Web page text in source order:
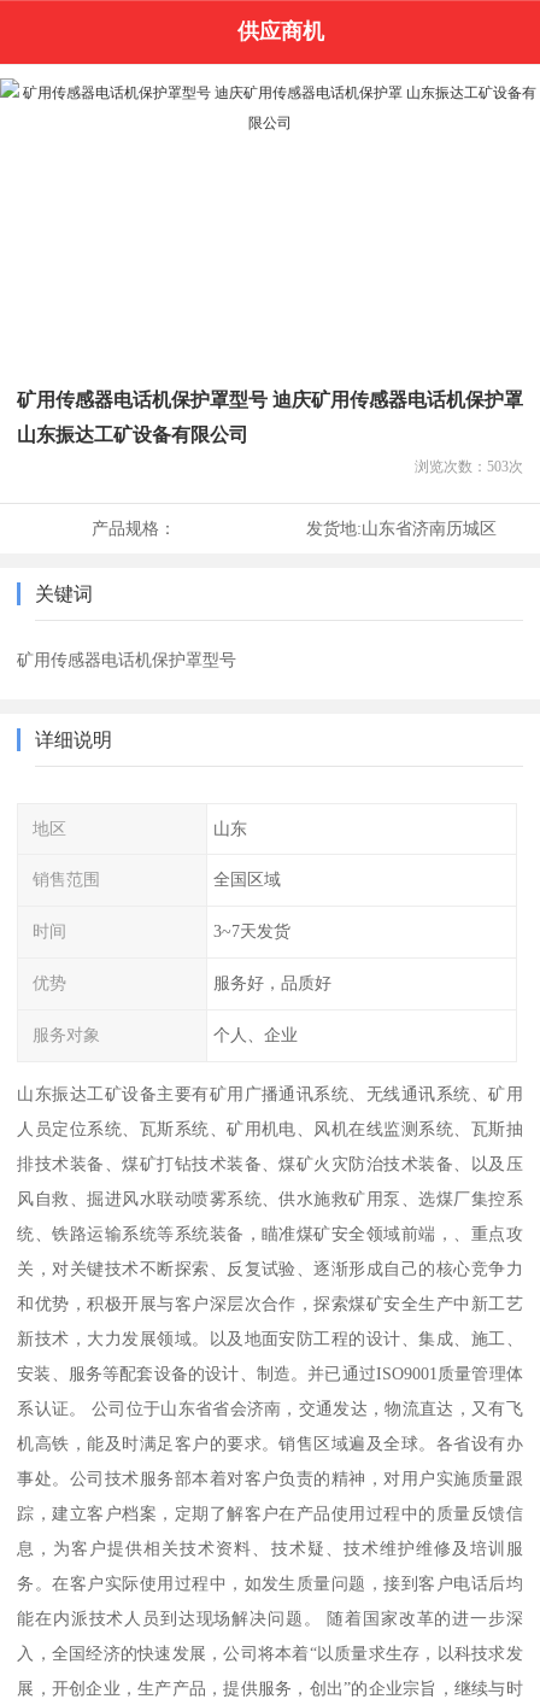
供应商机
矿用传感器电话机保护罩型号 迪庆矿用传感器电话机保护罩
山东振达工矿设备有限公司
浏览次数： 503次
产品规格： 发货地:山东省济南历城区
关键词
矿用传感器电话机保护罩型号
详细说明
地区 山东
销售范围 全国区域
时间 3~7天发货
优势 服务好，品质好
服务对象 个人、企业
山东振达工矿设备主要有矿用广播通讯系统、无线通讯系统、矿用
人员定位系统、瓦斯系统、矿用机电、风机在线监测系统、瓦斯抽
排技术装备、煤矿打钻技术装备、煤矿火灾防治技术装备、以及压
风自救、掘进风水联动喷雾系统、供水施救矿用泵、选煤厂集控系
统、铁路运输系统等系统装备，瞄准煤矿安全领域前端，、重点攻
关，对关键技术不断探索、反复试验、逐渐形成自己的核心竞争力
和优势，积极开展与客户深层次合作，探索煤矿安全生产中新工艺
新技术，大力发展领域。以及地面安防工程的设计、集成、施工、
安装、服务等配套设备的设计、制造。并已通过ISO9001质量管理体
系认证。 公司位于山东省省会济南，交通发达，物流直达，又有飞
机高铁，能及时满足客户的要求。销售区域遍及全球。各省设有办
事处。公司技术服务部本着对客户负责的精神，对用户实施质量跟
踪，建立客户档案，定期了解客户在产品使用过程中的质量反馈信
息，为客户提供相关技术资料、技术疑、技术维护维修及培训服
务。在客户实际使用过程中，如发生质量问题，接到客户电话后均
能在内派技术人员到达现场解决问题。 随着国家改革的进一步深
入，全国经济的快速发展，公司将本着“以质量求生存，以科技求发
展，开创企业，生产产品，提供服务，创出”的企业宗旨，继续与时